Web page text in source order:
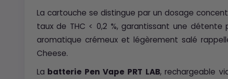
La cartouche se distingue par un dosage
taux de THC < 0,2 %, garantissant une détente
aromatique crémeux et légèrement salé
Cheese.
La batterie Pen Vape PRT LAB, rechargeable